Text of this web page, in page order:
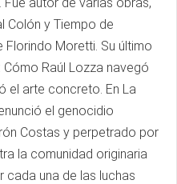
Colón y Tiempo de
Moretti. Su último
Raúl Lozza navegó
el arte concreto. En La
el genocidio
Costas y perpetrado por
la comunidad originaria
cada una de las luchas